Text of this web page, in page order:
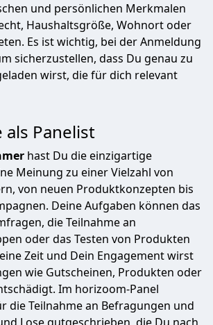
und persönlichen Merkmalen
Haushaltsgröße, Wohnort oder
Es ist wichtig, bei der Anmeldung
sicherzustellen, dass Du genau zu
wirst, die für dich relevant
als Panelist
hast Du die einzigartige
Meinung zu einer Vielzahl von
von neuen Produktkonzepten bis
Deine Aufgaben können das
die Teilnahme an
oder das Testen von Produkten
Zeit und Dein Engagement wirst
wie Gutscheinen, Produkten oder
Im horizoom-Panel
die Teilnahme an Befragungen und